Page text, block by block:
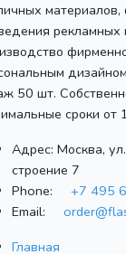
рекламных
50 шт.
сроки от
Адрес: Москва,
строение 7
Phone:
+7 495
Email:
Главная